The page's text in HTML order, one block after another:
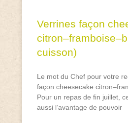
Verrines façon
cuisson)
Le mot du Chef pour votre
façon cheesecake
Pour un repas de fin juillet,
aussi l’avantage de pouvoir